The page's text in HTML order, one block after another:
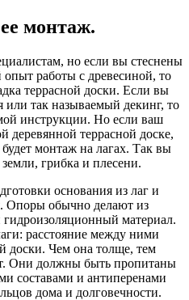
монтаж.
но если вы стеснены
работы с древесиной, то
террасной доски. Если вы
или так называемый декинг, то
инструкции. Но если ваш
деревянной террасной доске,
монтаж на лагах. Так вы
грибка и плесени.
основания из лаг и
Опоры обычно делают из
материал.
расстояние между ними
доски. Чем она толще, тем
Они должны быть пропитаны
составами и антиперенами
дома и долговечности.